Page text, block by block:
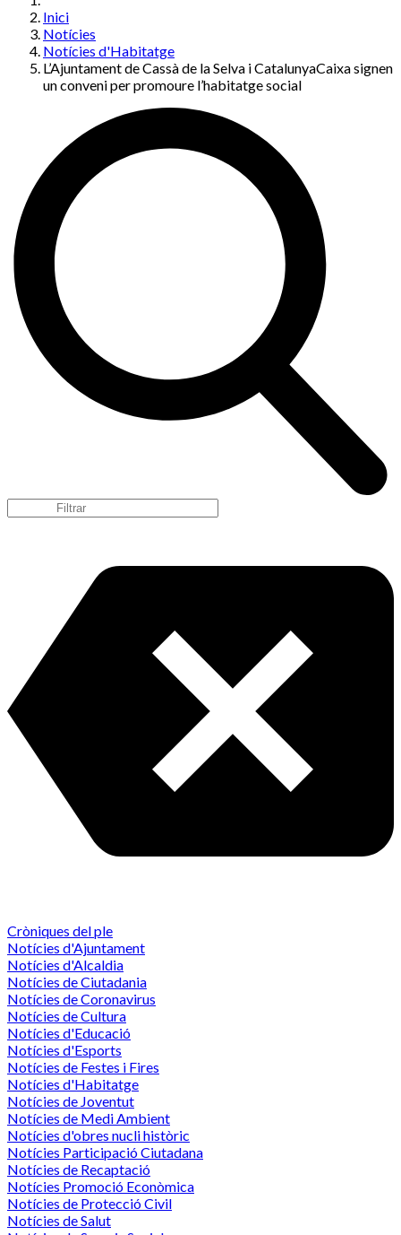
Inici
Notícies
Notícies d'Habitatge
L’Ajuntament de Cassà de la Selva i CatalunyaCaixa signen
un conveni per promoure l’habitatge social
Cròniques del ple
Notícies d'Ajuntament
Notícies d'Alcaldia
Notícies de Ciutadania
Notícies de Coronavirus
Notícies de Cultura
Notícies d'Educació
Notícies d'Esports
Notícies de Festes i Fires
Notícies d'Habitatge
Notícies de Joventut
Notícies de Medi Ambient
Notícies d'obres nucli històric
Notícies Participació Ciutadana
Notícies de Recaptació
Notícies Promoció Econòmica
Notícies de Protecció Civil
Notícies de Salut